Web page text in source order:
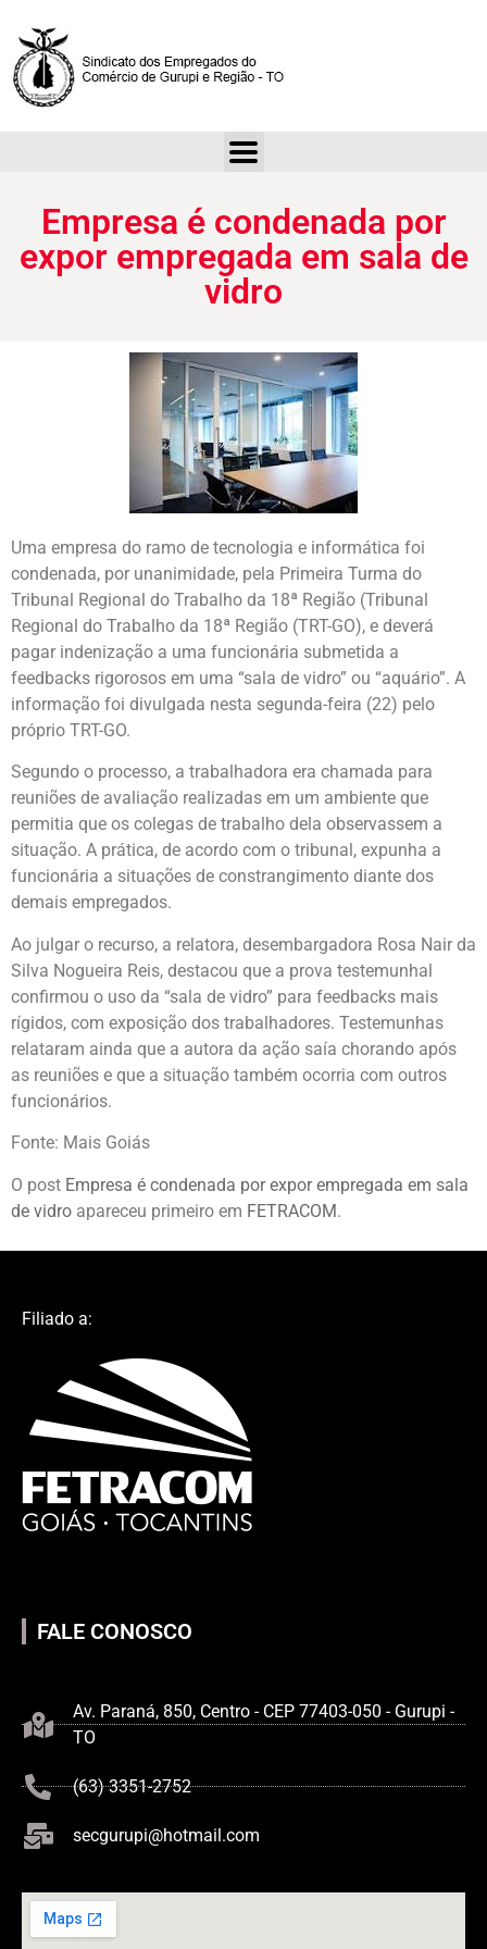
Empresa é condenada por
expor empregada em sala de
vidro
Uma empresa do ramo de tecnologia e informática foi
condenada, por unanimidade, pela Primeira Turma do
Tribunal Regional do Trabalho da 18ª Região (Tribunal
Regional do Trabalho da 18ª Região (TRT-GO), e deverá
pagar indenização a uma funcionária submetida a
feedbacks rigorosos em uma “sala de vidro” ou “aquário”. A
informação foi divulgada nesta segunda-feira (22) pelo
próprio TRT-GO.
Segundo o processo, a trabalhadora era chamada para
reuniões de avaliação realizadas em um ambiente que
permitia que os colegas de trabalho dela observassem a
situação. A prática, de acordo com o tribunal, expunha a
funcionária a situações de constrangimento diante dos
demais empregados.
Ao julgar o recurso, a relatora, desembargadora Rosa Nair da
Silva Nogueira Reis, destacou que a prova testemunhal
confirmou o uso da “sala de vidro” para feedbacks mais
rígidos, com exposição dos trabalhadores. Testemunhas
relataram ainda que a autora da ação saía chorando após
as reuniões e que a situação também ocorria com outros
funcionários.
Fonte: Mais Goiás
O post Empresa é condenada por expor empregada em sala
de vidro apareceu primeiro em FETRACOM.
Filiado a:
FALE CONOSCO
Av. Paraná, 850, Centro - CEP 77403-050 - Gurupi -
TO
(63) 3351-2752
secgurupi@hotmail.com